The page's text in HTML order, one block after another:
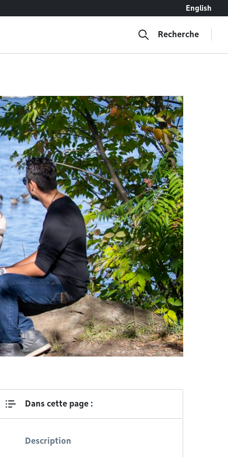
English
Recherche
Dans cette page :
Description